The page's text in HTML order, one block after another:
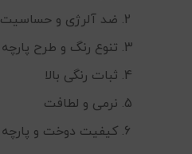
ضد آلرژی و حساسیت
تنوع رنگ و طرح پارچه
ثبات رنگی بالا
نرمی و لطافت
کیفیت دوخت و پارچه